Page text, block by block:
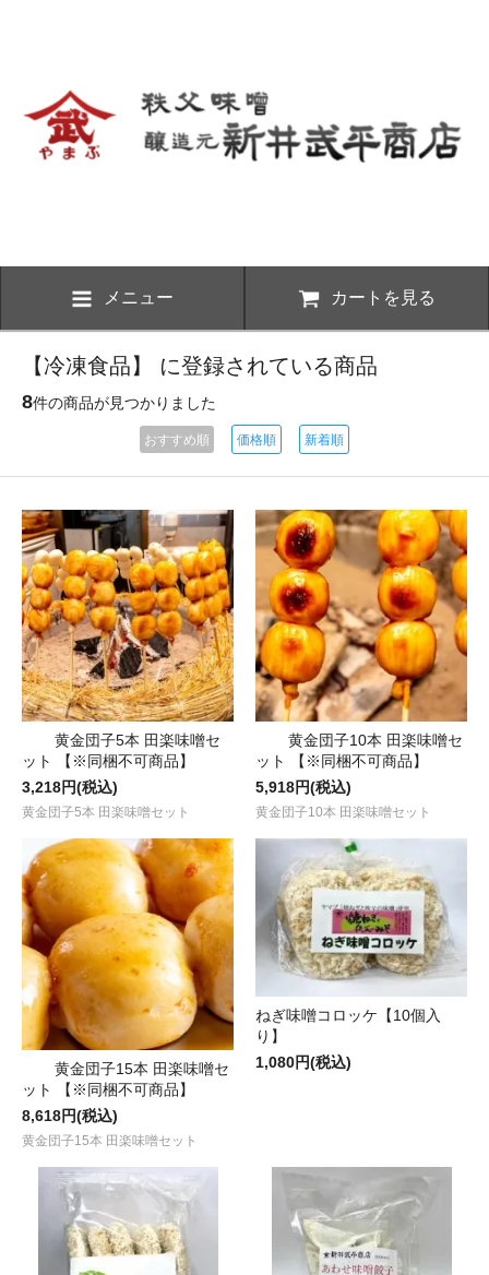
メニュー カートを見る
【冷凍食品】 に登録されている商品
8件の商品が見つかりました
おすすめ順 価格順 新着順
黄金団子5本 田楽味噌セ
ット 【※同梱不可商品】
3,218円(税込)
黄金団子5本 田楽味噌セット
黄金団子10本 田楽味噌セ
ット 【※同梱不可商品】
5,918円(税込)
黄金団子10本 田楽味噌セット
黄金団子15本 田楽味噌セ
ット 【※同梱不可商品】
8,618円(税込)
黄金団子15本 田楽味噌セット
ねぎ味噌コロッケ【10個入
り】
1,080円(税込)